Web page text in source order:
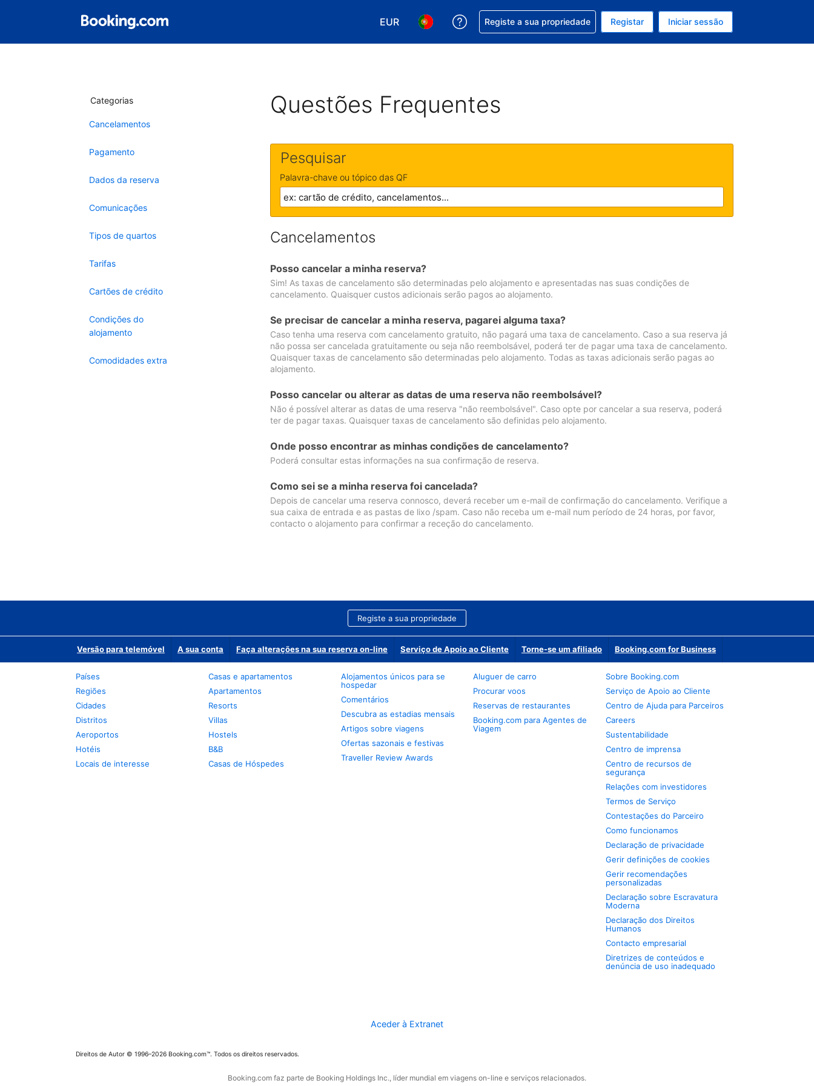
EUR
Escolha a sua moeda. A sua moeda atual é EUR
Escolha o seu idioma. O seu idioma atual é Português
Obtenha ajuda com a sua reserva
Registe a sua propriedade Registar Iniciar sessão
Categorias
Cancelamentos
Pagamento
Dados da reserva
Comunicações
Tipos de quartos
Tarifas
Cartões de crédito
Condições do
alojamento
Comodidades extra
Questões Frequentes
Pesquisar
Palavra-chave ou tópico das QF
Cancelamentos
Posso cancelar a minha reserva?
Sim! As taxas de cancelamento são determinadas pelo alojamento e apresentadas nas suas condições de
cancelamento. Quaisquer custos adicionais serão pagos ao alojamento.
Se precisar de cancelar a minha reserva, pagarei alguma taxa?
Caso tenha uma reserva com cancelamento gratuito, não pagará uma taxa de cancelamento. Caso a sua reserva já
não possa ser cancelada gratuitamente ou seja não reembolsável, poderá ter de pagar uma taxa de cancelamento.
Quaisquer taxas de cancelamento são determinadas pelo alojamento. Todas as taxas adicionais serão pagas ao
alojamento.
Posso cancelar ou alterar as datas de uma reserva não reembolsável?
Não é possível alterar as datas de uma reserva "não reembolsável". Caso opte por cancelar a sua reserva, poderá
ter de pagar taxas. Quaisquer taxas de cancelamento são definidas pelo alojamento.
Onde posso encontrar as minhas condições de cancelamento?
Poderá consultar estas informações na sua confirmação de reserva.
Como sei se a minha reserva foi cancelada?
Depois de cancelar uma reserva connosco, deverá receber um e-mail de confirmação do cancelamento. Verifique a
sua caixa de entrada e as pastas de lixo /spam. Caso não receba um e-mail num período de 24 horas, por favor,
contacto o alojamento para confirmar a receção do cancelamento.
Registe a sua propriedade
Versão para telemóvel A sua conta Faça alterações na sua reserva on-line Serviço de Apoio ao Cliente Torne-se um afiliado Booking.com for Business
Países
Regiões
Cidades
Distritos
Aeroportos
Hotéis
Locais de interesse
Casas e apartamentos
Apartamentos
Resorts
Villas
Hostels
B&B
Casas de Hóspedes
Alojamentos únicos para se
hospedar
Comentários
Descubra as estadias mensais
Artigos sobre viagens
Ofertas sazonais e festivas
Traveller Review Awards
Aluguer de carro
Procurar voos
Reservas de restaurantes
Booking.com para Agentes de
Viagem
Sobre Booking.com
Serviço de Apoio ao Cliente
Centro de Ajuda para Parceiros
Careers
Sustentabilidade
Centro de imprensa
Centro de recursos de
segurança
Relações com investidores
Termos de Serviço
Contestações do Parceiro
Como funcionamos
Declaração de privacidade
Gerir definições de cookies
Gerir recomendações
personalizadas
Declaração sobre Escravatura
Moderna
Declaração dos Direitos
Humanos
Contacto empresarial
Diretrizes de conteúdos e
denúncia de uso inadequado
Aceder à Extranet
Direitos de Autor © 1996–2026 Booking.com™. Todos os direitos reservados.
Booking.com faz parte de Booking Holdings Inc., líder mundial em viagens on-line e serviços relacionados.